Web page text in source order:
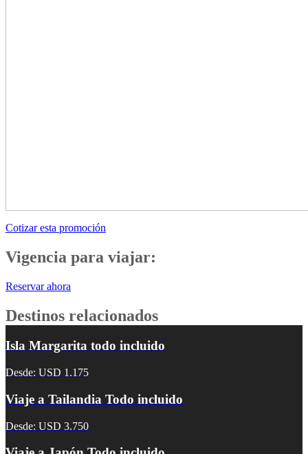
Cotizar esta promoción
Vigencia para viajar:
Reservar ahora
Destinos relacionados
Isla Margarita todo incluido
Desde: USD 1.175
Viaje a Tailandia Todo incluido
Desde: USD 3.750